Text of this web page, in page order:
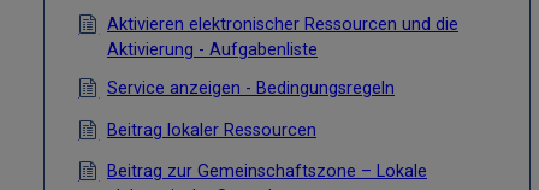
Aktivieren elektronischer Ressourcen und die
Aktivierung - Aufgabenliste
Service anzeigen - Bedingungsregeln
Beitrag lokaler Ressourcen
Beitrag zur Gemeinschaftszone – Lokale